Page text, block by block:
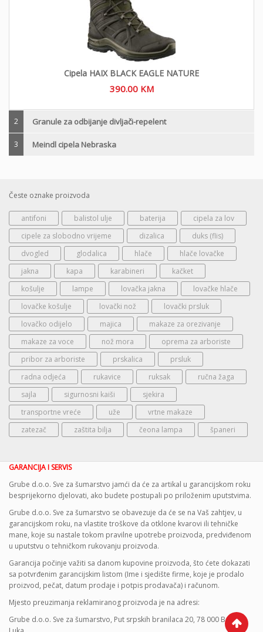
Cipela HAIX BLACK EAGLE NATURE
390.00 KM
2 Granule za odbijanje divljači-repelent
3 Meindl cipela Nebraska
Česte oznake proizvoda
antifoni balistol ulje baterija
cipela za lov
cipele za slobodno vrijeme
dizalica
duks (flis)
dvogled
glodalica hlače
hlače lovačke
jakna
kapa karabineri
kačket
košulje
lampe lovačka jakna
lovačke hlače
lovačke košulje
lovački nož
lovački prsluk
lovačko odijelo
majica
makaze za orezivanje
makaze za voce
nož mora
oprema za arboriste
pribor za arboriste
prskalica
prsluk
radna odjeća
rukavice ruksak
ručna žaga
sajla
sigurnosni kaiši
sjekira
transportne vreće
uže
vrtne makaze
zatezač
zaštita bilja čeona lampa španeri
GARANCIJA I SERVIS
Grube d.o.o. Sve za šumarstvo jamći da će za artikal u garancijskom roku
besprijekorno djelovati, ako budete postupali po priloženim uputstvima.
Grube d.o.o. Sve za šumarstvo se obavezuje da će se na Vaš zahtjev, u
garancijskom roku, na vlastite troškove da otklone kvarovi ili tehničke
mane, koje su nastale tokom pravilne upotrebe proizvoda, predviđenom
u uputstvu o tehničkom rukovanju proizvoda.
Garancija počinje važiti sa danom kupovine proizvoda, što ćete dokazati
sa potvrđenim garancijskim listom (Ime i sjedište firme, koje je prodalo
proizvod, pečat, datum prodaje i potpis prodavača) i računom.
Mjesto preuzimanja reklamiranog proizvoda je na adresi:
Grube d.o.o. Sve za šumarstvo, Put srpskih branilaca 20, 78 000 Banja